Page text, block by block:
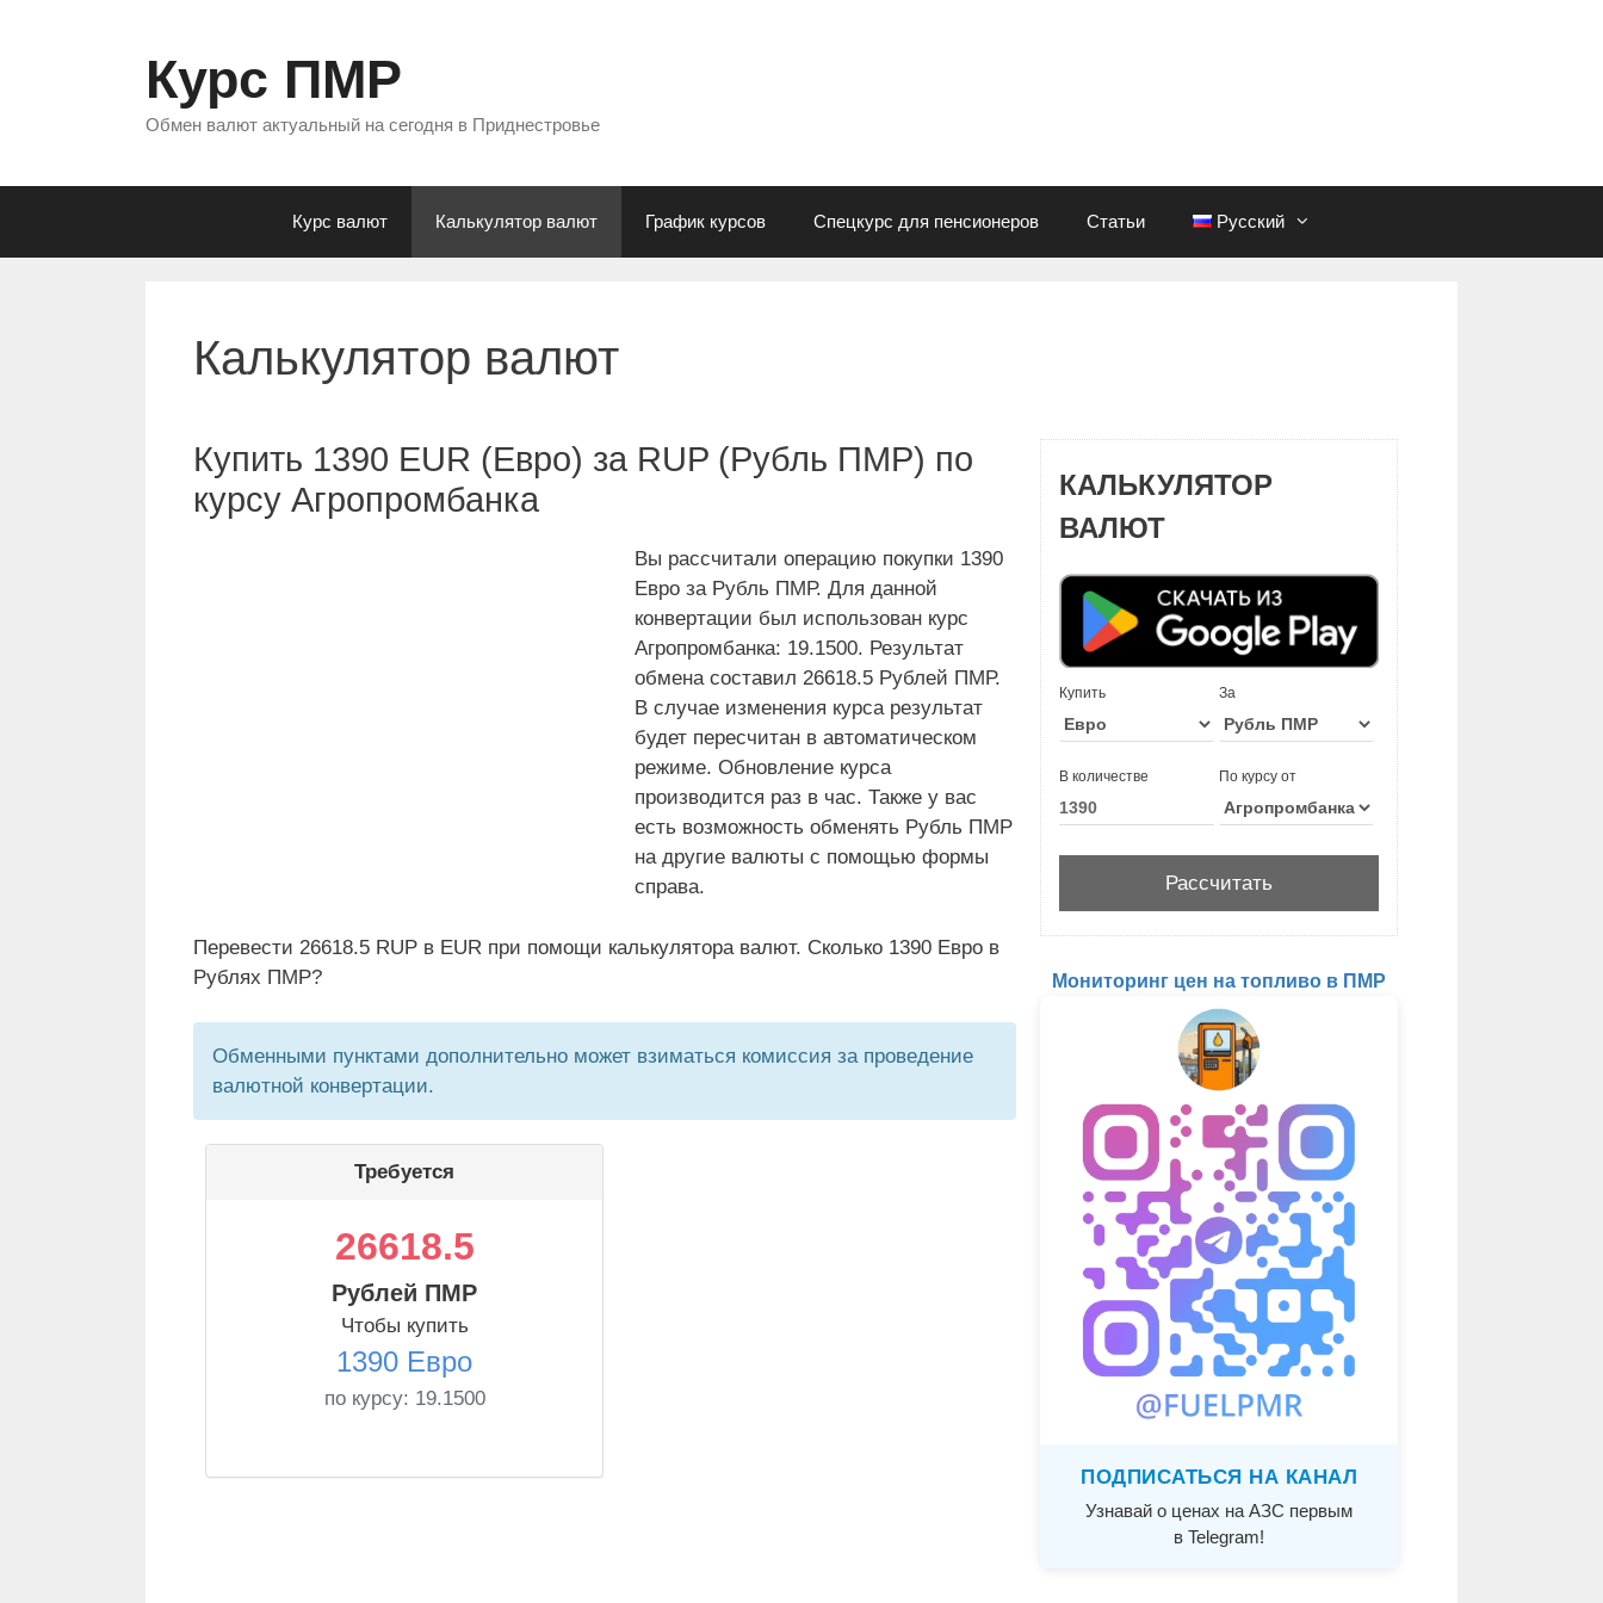
Курс ПМР
Обмен валют актуальный на сегодня в Приднестровье
Курс валют Калькулятор валют График курсов Спецкурс для пенсионеров Статьи Русский
Калькулятор валют
Купить 1390 EUR (Евро) за RUP (Рубль ПМР) по
курсу Агропромбанка
Вы рассчитали операцию покупки 1390
Евро за Рубль ПМР. Для данной
конвертации был использован курс
Агропромбанка: 19.1500. Результат
обмена составил 26618.5 Рублей ПМР.
В случае изменения курса результат
будет пересчитан в автоматическом
режиме. Обновление курса
производится раз в час. Также у вас
есть возможность обменять Рубль ПМР
на другие валюты с помощью формы
справа.
Перевести 26618.5 RUP в EUR при помощи калькулятора валют. Сколько 1390 Евро в
Рублях ПМР?
Обменными пунктами дополнительно может взиматься комиссия за проведение
валютной конвертации.
Требуется
26618.5
Рублей ПМР
Чтобы купить
1390 Евро
по курсу: 19.1500
КАЛЬКУЛЯТОР
ВАЛЮТ
Купить За
В количестве По курсу от
Мониторинг цен на топливо в ПМР
ПОДПИСАТЬСЯ НА КАНАЛ
Узнавай о ценах на АЗС первым
в Telegram!